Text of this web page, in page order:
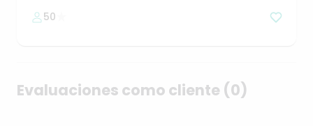
50
Evaluaciones como cliente (0)